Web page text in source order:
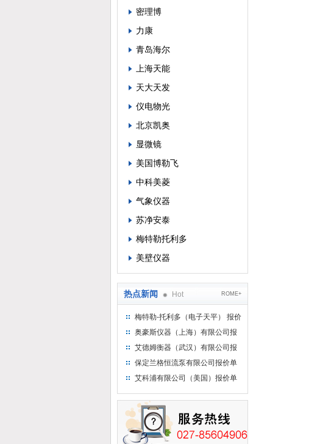
密理博
力康
青岛海尔
上海天能
天大天发
仪电物光
北京凯奥
显微镜
美国博勒飞
中科美菱
气象仪器
苏净安泰
梅特勒托利多
美壁仪器
热点新闻 Hot ROME+
梅特勒-托利多（电子天平） 报价
单
奥豪斯仪器（上海）有限公司报
价单
艾德姆衡器（武汉）有限公司报
价单
保定兰格恒流泵有限公司报价单
艾科浦有限公司（美国）报价单